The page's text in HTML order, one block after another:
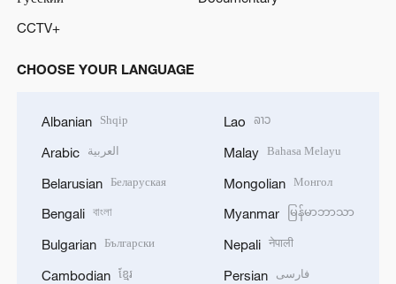
CCTV+
CHOOSE YOUR LANGUAGE
Albanian Shqip
Arabic العربية
Belarusian Беларуская
Bengali বাংলা
Bulgarian Български
Cambodian ខ្មែរ
Lao ລາວ
Malay Bahasa Melayu
Mongolian Монгол
Myanmar မြန်မာဘာသာ
Nepali नेपाली
Persian فارسی